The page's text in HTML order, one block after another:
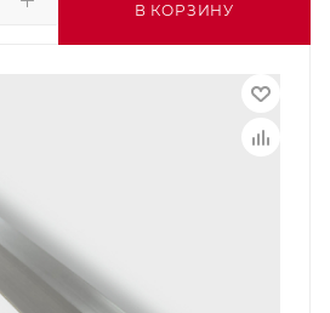
В КОРЗИНУ